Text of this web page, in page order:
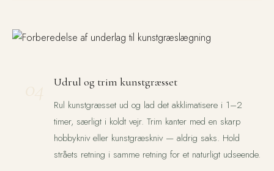
Udrul og trim kunstgræsset
Rul kunstgræsset ud og lad det akklimatisere i 1–2
timer, særligt i koldt vejr. Trim kanter med en skarp
hobbykniv eller kunstgræskniv — aldrig saks. Hold
stråets retning i samme retning for et naturligt udseende.